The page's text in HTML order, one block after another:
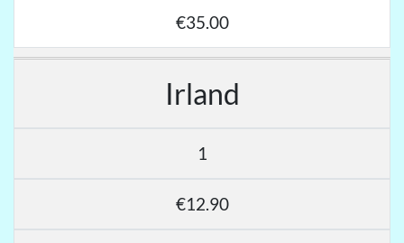
€35.00
Irland
1
€12.90